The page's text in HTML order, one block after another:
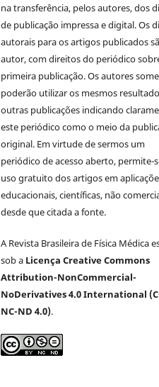
na transferência, pelos autores, dos
de publicação impressa e digital. Os
autorais para os artigos publicados
autor, com direitos do periódico
primeira publicação. Os autores
poderão utilizar os mesmos
outras publicações indicando
este periódico como o meio da
original. Em virtude de sermos um
periódico de acesso aberto, permite-
uso gratuito dos artigos em
educacionais, científicas, não
desde que citada a fonte.
A Revista Brasileira de Física Médica
sob a Licença Creative Commons
Attribution-NonCommercial-
NoDerivatives 4.0 International
NC-ND 4.0).